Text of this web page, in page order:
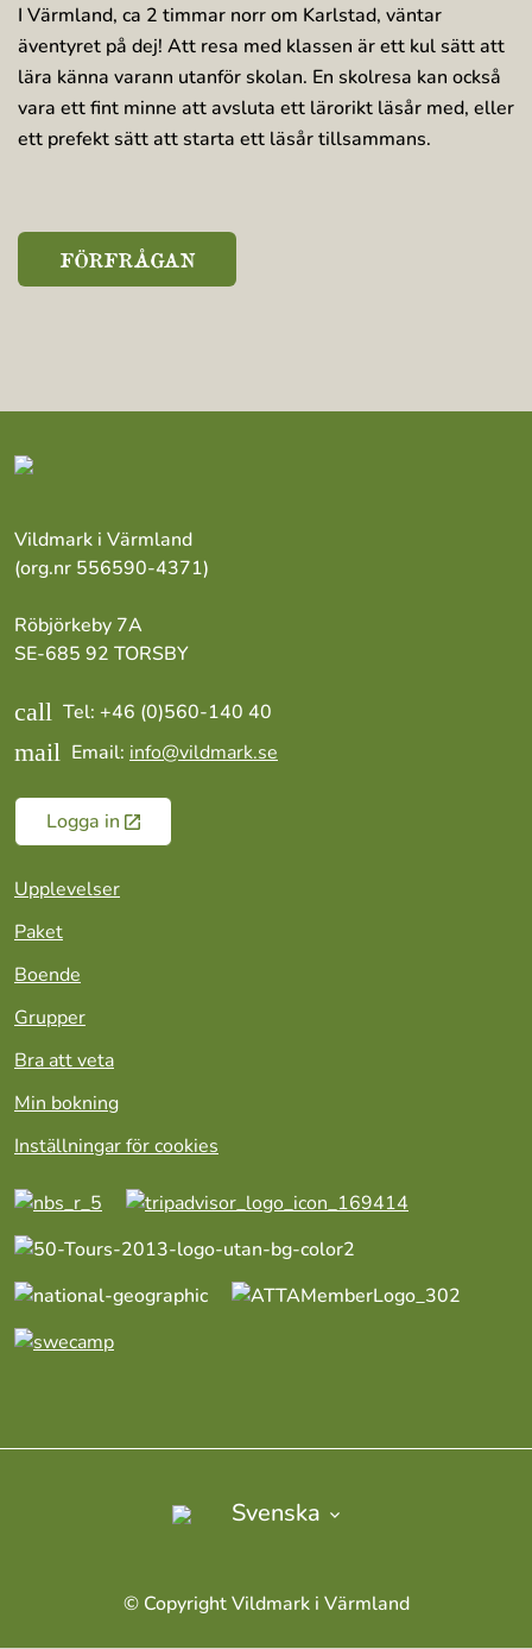
I Värmland, ca 2 timmar norr om Karlstad, väntar
äventyret på dej! Att resa med klassen är ett kul sätt att
lära känna varann utanför skolan. En skolresa kan också
vara ett fint minne att avsluta ett lärorikt läsår med, eller
ett prefekt sätt att starta ett läsår tillsammans.
FÖRFRÅGAN
Vildmark i Värmland
(org.nr 556590-4371)
Röbjörkeby 7A
SE-685 92 TORSBY
call Tel: +46 (0)560-140 40
mail Email: info@vildmark.se
Logga in
Upplevelser
Paket
Boende
Grupper
Bra att veta
Min bokning
Inställningar för cookies
Svenska
©︎ Copyright Vildmark i Värmland